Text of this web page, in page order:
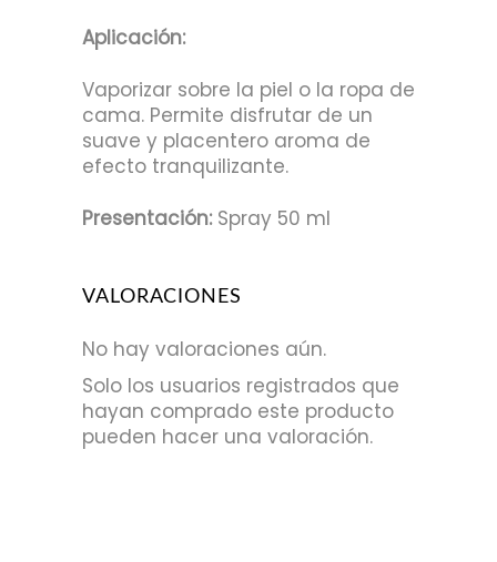
Aplicación:
Vaporizar sobre la piel o la ropa de
cama. Permite disfrutar de un
suave y placentero aroma de
efecto tranquilizante.
Presentación:Spray 50 ml
VALORACIONES
No hay valoraciones aún.
Solo los usuarios registrados que
hayan comprado este producto
pueden hacer una valoración.